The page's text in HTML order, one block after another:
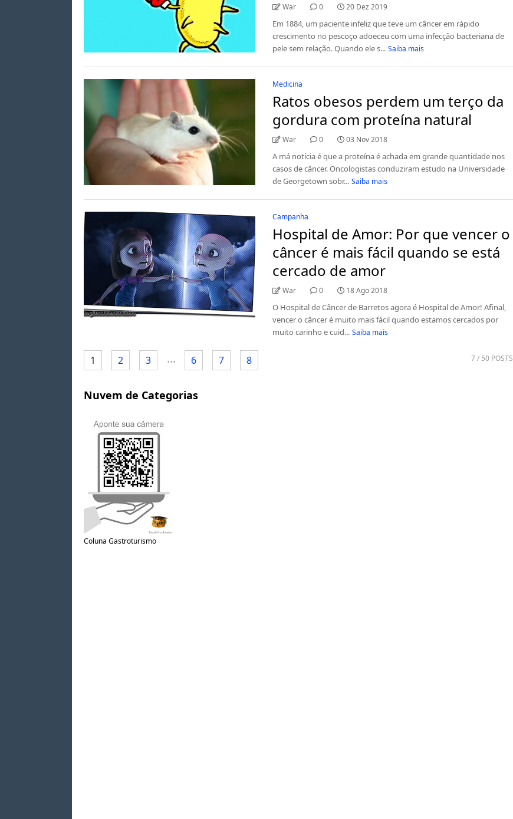
War 0 20 Dez 2019
Em 1884, um paciente infeliz que teve um câncer em rápido
crescimento no pescoço adoeceu com uma infecção bacteriana de
pele sem relação. Quando ele s... Saiba mais
Medicina
Ratos obesos perdem um terço da
gordura com proteína natural
War 0 03 Nov 2018
A má notícia é que a proteína é achada em grande quantidade nos
casos de câncer. Oncologistas conduziram estudo na Universidade
de Georgetown sobr... Saiba mais
Campanha
Hospital de Amor: Por que vencer o
câncer é mais fácil quando se está
cercado de amor
War 0 18 Ago 2018
O Hospital de Câncer de Barretos agora é Hospital de Amor! Afinal,
vencer o câncer é muito mais fácil quando estamos cercados por
muito carinho e cuid... Saiba mais
1 2 3 ... 6 7 8 7/ 50 POSTS
Nuvem de Categorias
Coluna Gastroturismo